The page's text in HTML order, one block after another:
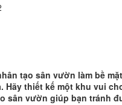
tạo sân vườn làm bề
Hãy thiết kế một khu vui
sân vườn giúp bạn tránh